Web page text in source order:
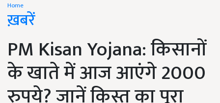
Home
ख़बरें
PM Kisan Yojana: किसानों
के खाते में आज आएंगे 2000